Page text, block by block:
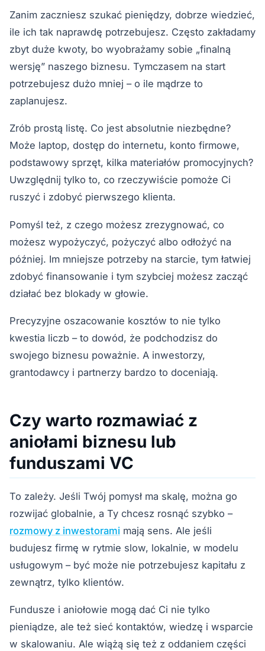
Zanim zaczniesz szukać pieniędzy, dobrze wiedzieć,
ile ich tak naprawdę potrzebujesz. Często zakładamy
zbyt duże kwoty, bo wyobrażamy sobie „finalną
wersję” naszego biznesu. Tymczasem na start
potrzebujesz dużo mniej – o ile mądrze to
zaplanujesz.
Zrób prostą listę. Co jest absolutnie niezbędne?
Może laptop, dostęp do internetu, konto firmowe,
podstawowy sprzęt, kilka materiałów promocyjnych?
Uwzględnij tylko to, co rzeczywiście pomoże Ci
ruszyć i zdobyć pierwszego klienta.
Pomyśl też, z czego możesz zrezygnować, co
możesz wypożyczyć, pożyczyć albo odłożyć na
później. Im mniejsze potrzeby na starcie, tym łatwiej
zdobyć finansowanie i tym szybciej możesz zacząć
działać bez blokady w głowie.
Precyzyjne oszacowanie kosztów to nie tylko
kwestia liczb – to dowód, że podchodzisz do
swojego biznesu poważnie. A inwestorzy,
grantodawcy i partnerzy bardzo to doceniają.
Czy warto rozmawiać z
aniołami biznesu lub
funduszami VC
To zależy. Jeśli Twój pomysł ma skalę, można go
rozwijać globalnie, a Ty chcesz rosnąć szybko –
rozmowy z inwestorami mają sens. Ale jeśli
budujesz firmę w rytmie slow, lokalnie, w modelu
usługowym – być może nie potrzebujesz kapitału z
zewnątrz, tylko klientów.
Fundusze i aniołowie mogą dać Ci nie tylko
pieniądze, ale też sieć kontaktów, wiedzę i wsparcie
w skalowaniu. Ale wiążą się też z oddaniem części